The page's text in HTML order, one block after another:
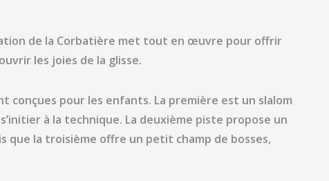
de la Corbatière met tout en œuvre pour offrir
les joies de la glisse.
conçues pour les enfants. La première est un slalom
à la technique. La deuxième piste propose un
que la troisième offre un petit champ de bosses,